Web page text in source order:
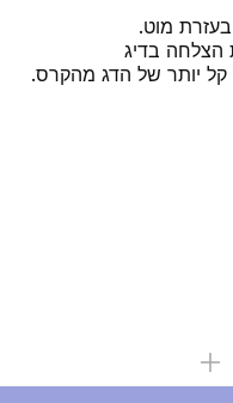
בעזרת מוט.
הצלחה בדיג
קל יותר של הדג מהקרס.
כמות